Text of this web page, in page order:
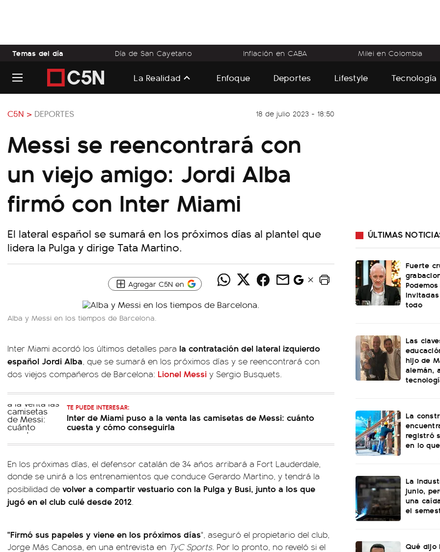
Temas del día Día de San Cayetano Inflación en CABA Milei en Colombia
La Realidad Enfoque Deportes Lifestyle Tecnología
C5N > DEPORTES 18 de julio 2023 - 18:50
Messi se reencontrará con
un viejo amigo: Jordi Alba
firmó con Inter Miami
El lateral español se sumará en los próximos días al plantel que
lidera la Pulga y dirige Tata Martino.
Agregar C5N en
Alba y Messi en los tiempos de Barcelona.
Inter Miami acordó los últimos detalles para la contratación del lateral izquierdo
español Jordi Alba, que se sumará en los próximos días y se reencontrará con
dos viejos compañeros de Barcelona: Lionel Messi y Sergio Busquets.
TE PUEDE INTERESAR:
Inter de Miami puso a la venta las camisetas de Messi: cuánto
cuesta y cómo conseguirla
En los próximas días, el defensor catalán de 34 años arribará a Fort Lauderdale,
donde se unirá a los entrenamientos que conduce Gerardo Martino, y tendrá la
posibilidad de volver a compartir vestuario con la Pulga y Busi, junto a los que
jugó en el club culé desde 2012.
"Firmó sus papeles y viene en los próximos días", aseguró el propietario del club,
Jorge Más Canosa, en una entrevista en TyC Sports. Por lo pronto, no reveló si el
ÚLTIMAS
Fuerte
todo
Las
hijo de
alemán,
La
registró
en lo
La
junio,
una
el
Qué dijo